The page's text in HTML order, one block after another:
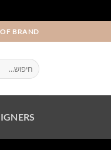
to
BRAND
חיפוש
עבור: